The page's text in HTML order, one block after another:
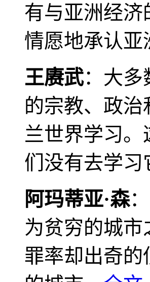
有与亚洲经
情愿地承认亚
王赓武：大多
的宗教、政
兰世界学习
们没有去学
阿玛蒂亚·森
为贫穷的城
罪率却出奇